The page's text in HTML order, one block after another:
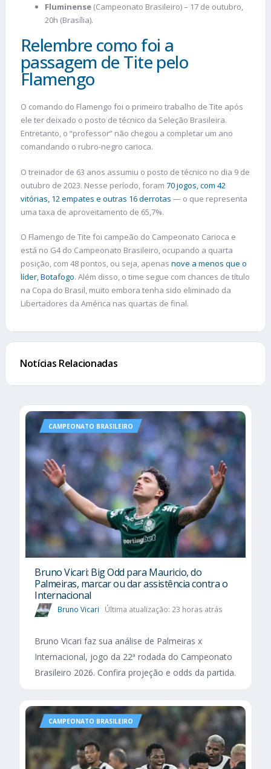
Fluminense (Campeonato Brasileiro) – 17 de outubro,
20h (Brasília).
Relembre como foi a
passagem de Tite pelo
Flamengo
O comando do Flamengo foi o primeiro trabalho de Tite após
ele ter deixado o posto de técnico da Seleção Brasileira.
Entretanto, o “professor” não chegou a completar um ano
comandando o rubro-negro carioca.
O treinador de 63 anos assumiu o posto de técnico no dia 9 de
outubro de 2023. Nesse período, foram 70 jogos, com 42
vitórias, 12 empates e outras 16 derrotas — o que representa
uma taxa de aproveitamento de 65,7%.
O Flamengo de Tite foi campeão do Campeonato Carioca e
está no G4 do Campeonato Brasileiro, ocupando a quarta
posição, com 48 pontos, ou seja, apenas nove a menos que o
líder, Botafogo. Além disso, o time segue com chances de título
na Copa do Brasil, muito embora tenha sido eliminado da
Libertadores da América nas quartas de final.
Notícias Relacionadas
CAMPEONATO BRASILEIRO
Bruno Vicari: Big Odd para Mauricio, do
Palmeiras, marcar ou dar assistência contra o
Internacional
Bruno Vicari Última atualização: 23 horas atrás
Bruno Vicari faz sua análise de Palmeiras x
Internacional, jogo da 22ª rodada do Campeonato
Brasileiro 2026. Confira projeção e odds da partida.
CAMPEONATO BRASILEIRO